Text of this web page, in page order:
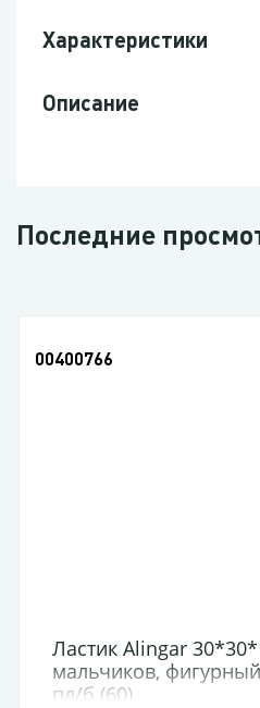
Характеристики
Описание
Последние
00400766
Ластик Alingar
мальчиков,
пл/б (60)